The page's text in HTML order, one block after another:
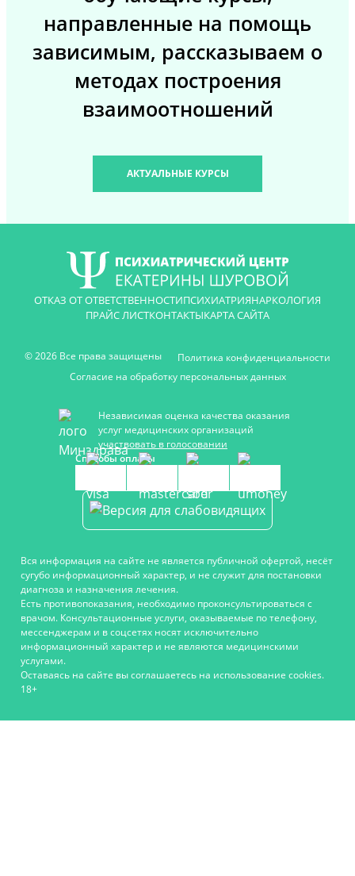
направленные на помощь
зависимым, рассказываем о
методах построения
взаимоотношений
АКТУАЛЬНЫЕ КУРСЫ
ОТКАЗ ОТ ОТВЕТСТВЕННОСТИПСИХИАТРИЯНАРКОЛОГИЯ
ПРАЙС ЛИСТКОНТАКТЫКАРТА САЙТА
© 2026 Все права защищены
Политика конфиденциальности
Согласие на обработку персональных данных
Независимая оценка качества оказания
услуг медицинских организаций
участвовать в голосовании
Способы оплаты
Вся информация на сайте не является публичной офертой, несёт
сугубо информационный характер, и не служит для постановки
диагноза и назначения лечения.
Есть противопоказания, необходимо проконсультироваться с
врачом. Консультационные услуги, оказываемые по телефону,
мессенджерам и в соцсетях носят исключительно
информационный характер и не являются медицинскими
услугами.
Оставаясь на сайте вы соглашаетесь на использование cookies.
18+